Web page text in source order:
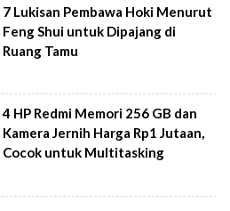
7 Lukisan Pembawa Hoki Menurut
Feng Shui untuk Dipajang di
Ruang Tamu
4 HP Redmi Memori 256 GB dan
Kamera Jernih Harga Rp1 Jutaan,
Cocok untuk Multitasking